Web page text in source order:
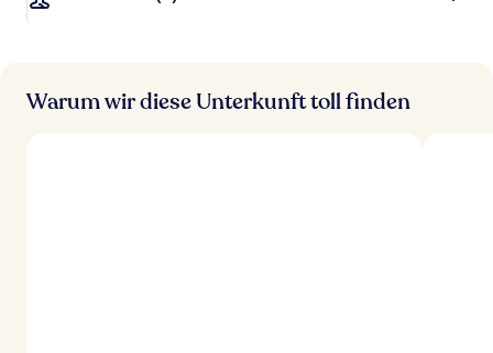
Warum wir diese Unterkunft toll finden